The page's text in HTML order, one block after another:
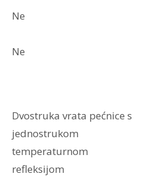
Ne
Ne
Dvostruka vrata pećnice s
jednostrukom
temperaturnom
refleksijom